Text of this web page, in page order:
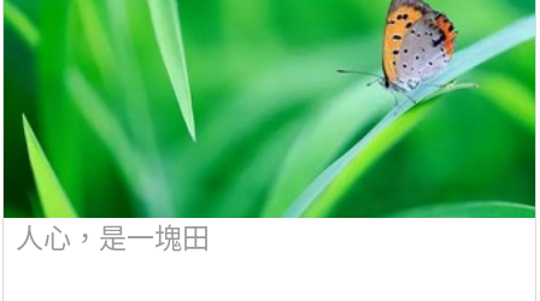
人心，是一塊田